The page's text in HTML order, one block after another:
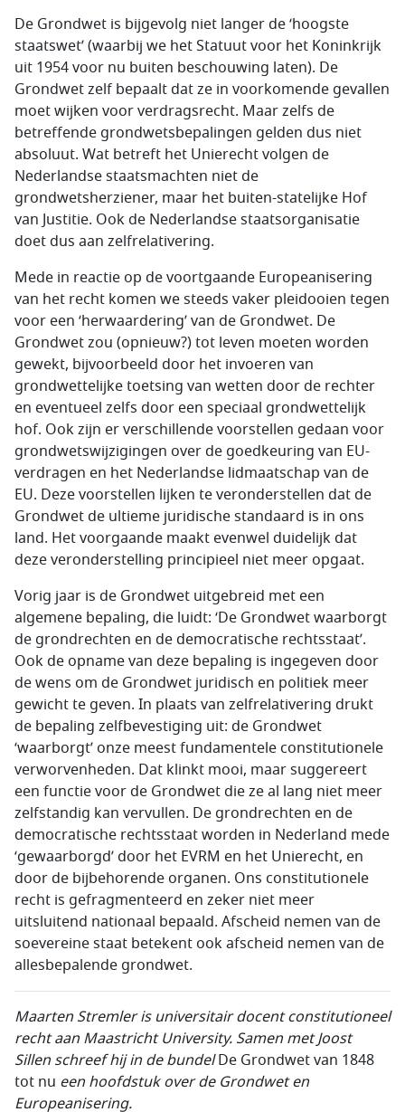
De Grondwet is bijgevolg niet langer de ‘hoogste
staatswet’ (waarbij we het Statuut voor het Koninkrijk
uit 1954 voor nu buiten beschouwing laten). De
Grondwet zelf bepaalt dat ze in voorkomende gevallen
moet wijken voor verdragsrecht. Maar zelfs de
betreffende grondwetsbepalingen gelden dus niet
absoluut. Wat betreft het Unierecht volgen de
Nederlandse staatsmachten niet de
grondwetsherziener, maar het buiten-statelijke Hof
van Justitie. Ook de Nederlandse staatsorganisatie
doet dus aan zelfrelativering.
Mede in reactie op de voortgaande Europeanisering
van het recht komen we steeds vaker pleidooien tegen
voor een ‘herwaardering’ van de Grondwet. De
Grondwet zou (opnieuw?) tot leven moeten worden
gewekt, bijvoorbeeld door het invoeren van
grondwettelijke toetsing van wetten door de rechter
en eventueel zelfs door een speciaal grondwettelijk
hof. Ook zijn er verschillende voorstellen gedaan voor
grondwetswijzigingen over de goedkeuring van EU-
verdragen en het Nederlandse lidmaatschap van de
EU. Deze voorstellen lijken te veronderstellen dat de
Grondwet de ultieme juridische standaard is in ons
land. Het voorgaande maakt evenwel duidelijk dat
deze veronderstelling principieel niet meer opgaat.
Vorig jaar is de Grondwet uitgebreid met een
algemene bepaling, die luidt: ‘De Grondwet waarborgt
de grondrechten en de democratische rechtsstaat’.
Ook de opname van deze bepaling is ingegeven door
de wens om de Grondwet juridisch en politiek meer
gewicht te geven. In plaats van zelfrelativering drukt
de bepaling zelfbevestiging uit: de Grondwet
‘waarborgt’ onze meest fundamentele constitutionele
verworvenheden. Dat klinkt mooi, maar suggereert
een functie voor de Grondwet die ze al lang niet meer
zelfstandig kan vervullen. De grondrechten en de
democratische rechtsstaat worden in Nederland mede
‘gewaarborgd’ door het EVRM en het Unierecht, en
door de bijbehorende organen. Ons constitutionele
recht is gefragmenteerd en zeker niet meer
uitsluitend nationaal bepaald. Afscheid nemen van de
soevereine staat betekent ook afscheid nemen van de
allesbepalende grondwet.
Maarten Stremler is universitair docent constitutioneel
recht aan Maastricht University. Samen met Joost
Sillen schreef hij in de bundelDe Grondwet van 1848
tot nu een hoofdstuk over de Grondwet en
Europeanisering.